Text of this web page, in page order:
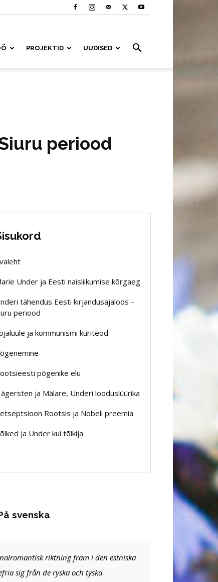
PROJEKTID UUDISED
periood
Under ja Eesti naisliikumise kõrgaeg
tähendus Eesti kirjandusajaloos –
periood
ja kommunismi kuriteod
põgenike elu
ja Mälare, Underi looduslüürika
Rootsis ja Nobeli preemia
ja Under kui tõlkija
svenska
riktning fram i den estniska
sig från de ryska och tyska